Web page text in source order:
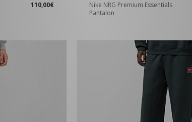
110,00€
Nike NRG Premium Essentials
Pantalon